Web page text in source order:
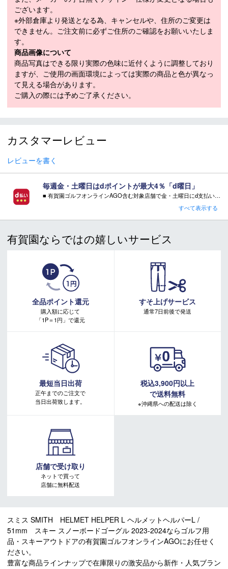
＊商品情報はディーラーカタログを基に表記しております。
＊製造の時期により、デザインが商品画像と異なる場合がご
ざいます。
＊製造上におきる細かい傷・汚れは、不良品に該当はしませ
ん。
＊店頭在庫と共有をしております。タイミングにより完売す
る場合がございます。
＊商品に質問などある場合は、ご購入前にショップまでお問
い合わせください。
ございます。
※外部倉庫より発送となる為、キャンセルや、住所のご変更は
できません。ご注文前に必ずご住所のご確認をお願いいたしま
す。
商品画像について
商品写真はできる限り実際の色味に近付くように調整しており
ますが、ご使用の画面環境によっては実際の商品と色が異なっ
て見える場合があります。
ご購入の際には予めご了承ください。
カスタマーレビュー
レビューを書く
毎週金・土曜日はdポイントが最大4％「d曜日」
■ 有賀園ゴルフオンラインAGO含む対象店舗で金・土曜日にd支払いをすると
■ キャンペーン期間：毎週 金・土曜日 AM 0:00 - PM 23:59
注意事項：
・有賀園ポイントの獲得には別途ログイン/新規登録が必要です。
・本特典は予告なく変更・中止させて頂く場合があります。
・本キャンペーンの特典を受ける場合、ドコモ専用ページでエントリーが必要です。
詳しくはこちらをご確認ください。
キャンペーンページ
すべて表示する
有賀園ならではの嬉しいサービス
全品ポイント還元
購入額に応じて
「1P＝1円」で還元
すそ上げサービス
通常7日前後で発送
最短当日出荷
正午までのご注文で
当日出荷致します。
税込3,900円以上
で送料無料
※沖縄県への配送は除く
店舗で受け取り
ネットで買って
店舗に無料配送
スミス SMITH HELMET HELPER L ヘルメットヘルパーL /
51mm スキー スノーボードゴーグル 2023-2024ならゴルフ用
品・スキーアウトドアの有賀園ゴルフオンラインAGOにお任せく
ださい。
豊富な商品ラインナップで在庫限りの激安品から新作・人気ブラン